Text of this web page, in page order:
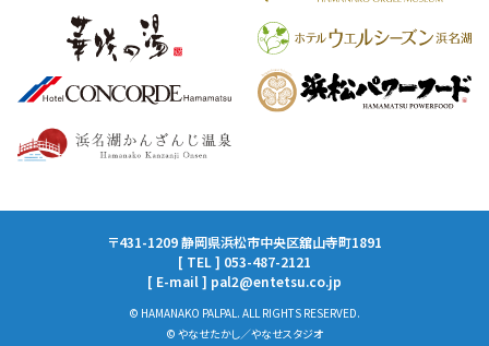
〒431-1209 静岡県浜松市中央区舘山寺町1891
[ TEL ] 053-487-2121
[ E-mail ] pal2@entetsu.co.jp
© HAMANAKO PALPAL. ALL RIGHTS RESERVED.
© やなせたかし／やなせスタジオ